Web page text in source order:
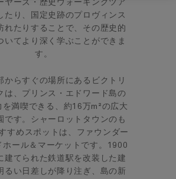
ヤーズ・歴史ウォーキングツア
たり、国定史跡のプロヴィンス
れたりすることで、その歴史的
いてより深く学ぶことができま
す。
からすぐの場所にあるビクトリ
は、プリンス・エドワード島の
を満喫できる、約16万m²の広大
です。シャーロットタウンのも
すめスポットは、ファウンダー
ホール＆マーケットです。1900
建てられた鉄道駅を改装した建
るい日差しが降り注ぎ、島の新